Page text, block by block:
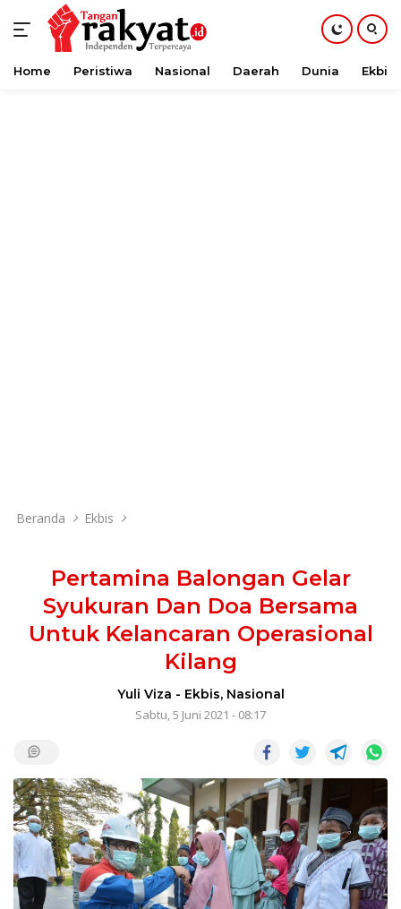
Langsung
Home Peristiwa Nasional Daerah Dunia Ekbis
Beranda Ekbis
Pertamina Balongan Gelar
Syukuran Dan Doa Bersama
Untuk Kelancaran Operasional
Kilang
Yuli Viza - Ekbis, Nasional
Sabtu, 5 Juni 2021 - 08:17